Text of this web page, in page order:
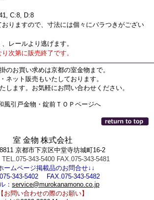
C:8, D:8
りますので、寸法には個々にバラつきがござい
レールより逃げます。
次第に販売終了です。
のお買い求めは京都の室金物まで。
ネット販売もいたしております。
します。お気軽にお問い合わせください。
風引戸金物・錠前ＴＯＰページへ
室 金物 株式会社
京都市下京区中堂寺坊城町16-2
TEL.075-343-5400 FAX.075-343-5481
ームページ掲載品のお問合せ↓↓
343-5402 FAX.075-343-5482
： service@murokanamono.co.jp
【お問い合わせの際のお願い】